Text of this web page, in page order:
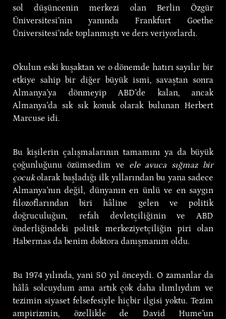
sol düşüncenin merkezi olan Berlin Özgür
Üniversitesi’nin yanında Frankfurt Goethe
Üniversitesi’nde toplanmıştı ve ders veriyorlardı.
Okulun eski kuşaktan ve o dönemde hatırı sayılır bir
etkiye sahip bir diğer büyük ismi, savaştan sonra
Almanya’ya dönmeyip ABD’de kalan, ancak
Almanya’da sık sık konuk olarak bulunan Herbert
Marcuse idi.
Bu kişilerin çalışmalarının tamamını ya da büyük
çoğunluğunu özümsedim ve
ele avuca sığmaz bir
çocuk olarak başladığı ilk yıllarından bu yana sadece
Almanya’nın değil, dünyanın en ünlü ve en saygın
filozoflarından biri hâline gelen ve politik
doğruculuğun, refah devletçiliğinin ve ABD
önderliğindeki politik merkeziyetçiliğin piri olan
Habermas da benim doktora danışmanım oldu.
Bu 1974 yılında, yani 50 yıl önceydi. O zamanlar da
hâlâ solcuydum ama artık çok daha ılımlıydım ve
tezimin siyaset felsefesiyle hiçbir ilgisi yoktu. Tezim
ampirizmin, özellikle de David Hume’un